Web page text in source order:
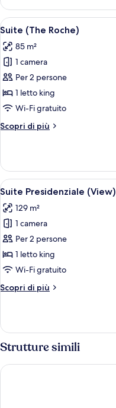
(The
Schwartz)
Apri
tutte
le
foto
per
Suite
(The
7
Suite (The Roche)
85 m²
1 camera
Per 2 persone
1 letto king
Wi-Fi gratuito
Scopri di più
Altri
(The
Roche)
Apri
tutte
le
foto
per
Suite
Presidenziale
6
Suite Presidenziale (View)
129 m²
1 camera
Per 2 persone
1 letto king
Wi-Fi gratuito
Scopri di più
Altri
Presidenziale
Strutture simili
The Spencer Hotel